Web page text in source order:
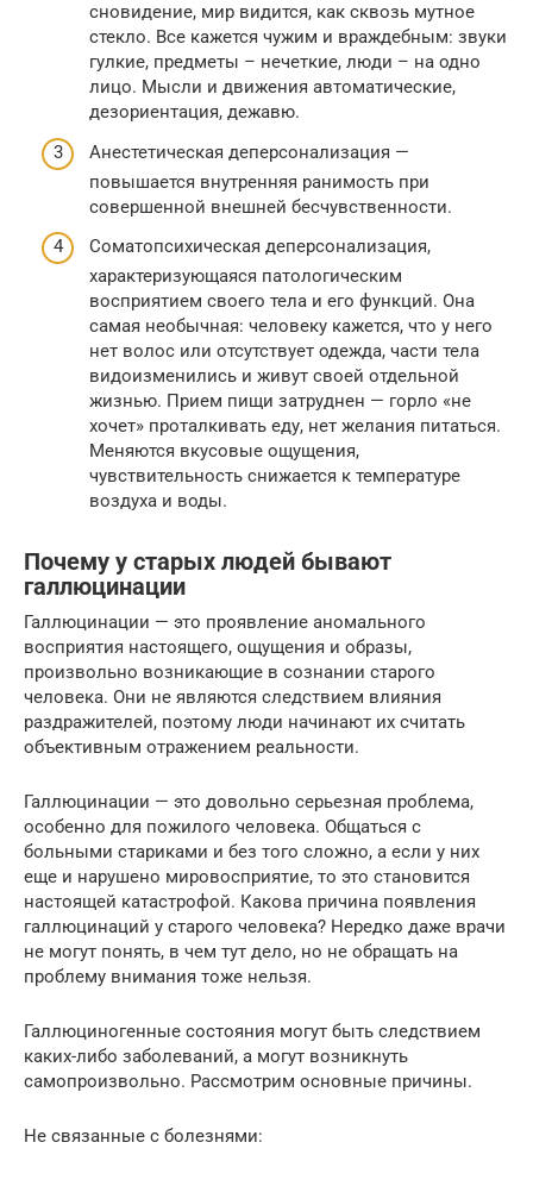
сновидение, мир видится, как сквозь мутное
стекло. Все кажется чужим и враждебным: звуки
гулкие, предметы – нечеткие, люди – на одно
лицо. Мысли и движения автоматические,
дезориентация, дежавю.
Анестетическая деперсонализация —
повышается внутренняя ранимость при
совершенной внешней бесчувственности.
Соматопсихическая деперсонализация,
характеризующаяся патологическим
восприятием своего тела и его функций. Она
самая необычная: человеку кажется, что у него
нет волос или отсутствует одежда, части тела
видоизменились и живут своей отдельной
жизнью. Прием пищи затруднен — горло «не
хочет» проталкивать еду, нет желания питаться.
Меняются вкусовые ощущения,
чувствительность снижается к температуре
воздуха и воды.
Почему у старых людей бывают
галлюцинации
Галлюцинации — это проявление аномального
восприятия настоящего, ощущения и образы,
произвольно возникающие в сознании старого
человека. Они не являются следствием влияния
раздражителей, поэтому люди начинают их считать
объективным отражением реальности.
Галлюцинации — это довольно серьезная проблема,
особенно для пожилого человека. Общаться с
больными стариками и без того сложно, а если у них
еще и нарушено мировосприятие, то это становится
настоящей катастрофой. Какова причина появления
галлюцинаций у старого человека? Нередко даже врачи
не могут понять, в чем тут дело, но не обращать на
проблему внимания тоже нельзя.
Галлюциногенные состояния могут быть следствием
каких-либо заболеваний, а могут возникнуть
самопроизвольно. Рассмотрим основные причины.
Не связанные с болезнями: